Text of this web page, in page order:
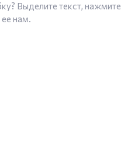
Выделите текст, нажмите
ее нам.